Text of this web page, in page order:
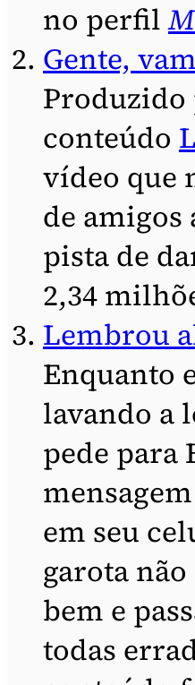
no perfil
Gente,
conteúdo
vídeo que
de amigos
pista de
2,34
Lembrou
Enquanto
lavando a
pede para
em seu
garota
bem e
todas